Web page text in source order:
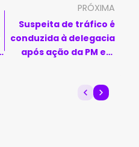
PRÓXIMA
Suspeita de tráfico é
conduzida à delegacia
após ação da PM em